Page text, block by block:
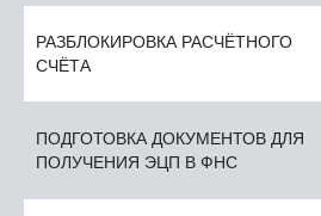
РАЗБЛОКИРОВКА РАСЧЁТНОГО
СЧЁТА
ПОДГОТОВКА ДОКУМЕНТОВ ДЛЯ
ПОЛУЧЕНИЯ ЭЦП В ФНС